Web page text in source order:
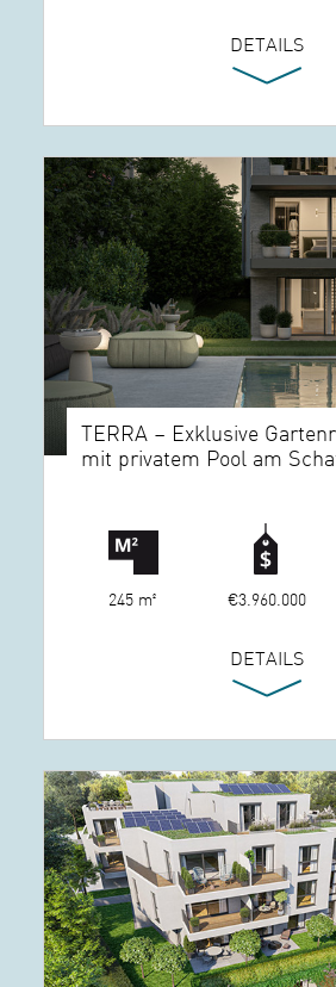
DETAILS
TERRA – Exklusive
mit privatem Pool am
245 m² €3.960.000
DETAILS